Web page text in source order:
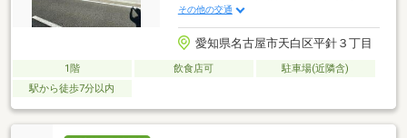
その他の交通
愛知県名古屋市天白区平針３丁目
1階 飲食店可
駐車場(近隣含)
駅から徒歩7分以内